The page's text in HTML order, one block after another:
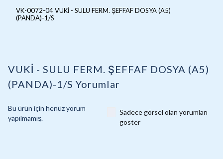
VK-0072-04 VUKİ - SULU FERM. ŞEFFAF DOSYA (A5)
(PANDA)-1/S
VUKİ - SULU FERM. ŞEFFAF DOSYA (A5)
(PANDA)-1/S Yorumlar
Bu ürün için henüz yorum
yapılmamış.
Sadece görsel olan yorumları
göster